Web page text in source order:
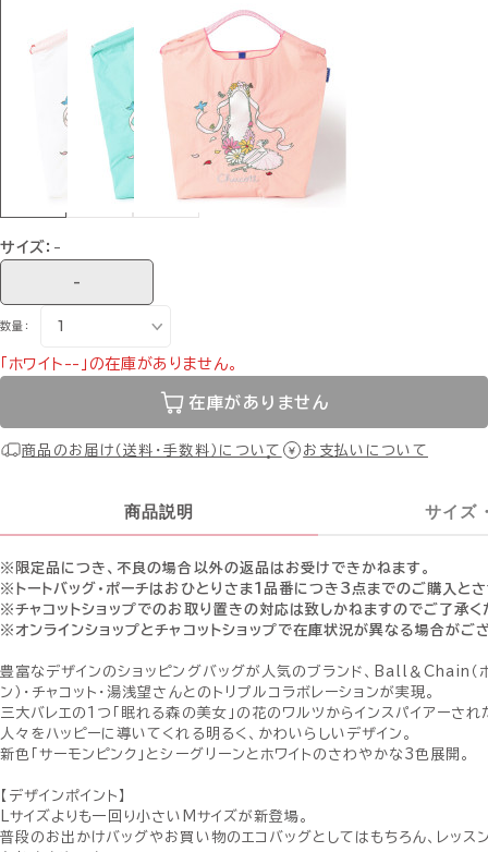
サイズ： -
-
数量：
「ホワイト--」の在庫がありません。
在庫がありません
商品のお届け（送料・手数料）について お支払いについて
商品説明 サイズ
※限定品につき、不良の場合以外の返品はお受けできかねます。
※トートバッグ・ポーチはおひとりさま1品番につき3点までのご購入と
※チャコットショップでのお取り置きの対応は致しかねますのでご了承く
※オンラインショップとチャコットショップで在庫状況が異なる場合がご
豊富なデザインのショッピングバッグが人気のブランド、Ball＆Chain（
ン）・チャコット・湯浅望さんとのトリプルコラボレーションが実現。
三大バレエの1つ「眠れる森の美女」の花のワルツからインスパイアーされ
人々をハッピーに導いてくれる明るく、かわいらしいデザイン。
新色「サーモンピンク」とシーグリーンとホワイトのさわやかな3色展開。
【デザインポイント】
Lサイズよりも一回り小さいMサイズが新登場。
普段のお出かけバッグやお買い物のエコバッグとしてはもちろん、レッス